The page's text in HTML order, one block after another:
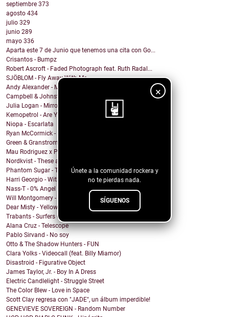
×
Únete a la comunidad rockera y
no te pierdas nada.
SÍGUENOS
septiembre 373
agosto 434
julio 329
junio 289
mayo 336
Aparta este 7 de Junio que tenemos una cita con Go...
Crisantos - Bumpz
Robert Ascroft - Faded Photograph feat. Ruth Radal...
SJÖBLOM - Fly Away With Me
Andy Alexander - Mr. Cool
Campbell & Johnston - Don’t Get Down (On a Good Th...
Julia Logan - Mirrors
Kemopetrol - Are You Coming Home?
Niopa - Escarlata
Ryan McCormick - Sonic Boom
Green & Granstrom - Only Summer
Mau Rodriguez x Perfecto Mando x Grupo la Union - ...
Nordkvist - These are the days
Phantom Sugar - Too Psycho
Harri Georgio - With the Lights On
Nass-T - 0% Angel
Will Montgomery - Last Man Standing
Dear Misty - Yellow Cadillac
Trabants - Surfers On Acid
Alana Cruz - Telescope
Pablo Sirvand - No soy
Otto & The Shadow Hunters - FUN
Clara Yolks - Videocall (feat. Billy Miamor)
Disastroid - Figurative Object
James Taylor, Jr. - Boy In A Dress
Electric Candlelight - Struggle Street
The Color Blew - Love in Space
Scott Clay regresa con "JADE", un álbum imperdible!
GENEVIEVE SOVEREIGN - Random Number